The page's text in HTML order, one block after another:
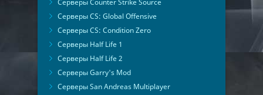
Серверы Counter Strike Source
Серверы CS: Global Offensive
Серверы CS: Condition Zero
Серверы Half Life 1
Серверы Half Life 2
Серверы Garry's Mod
Серверы San Andreas Multiplayer